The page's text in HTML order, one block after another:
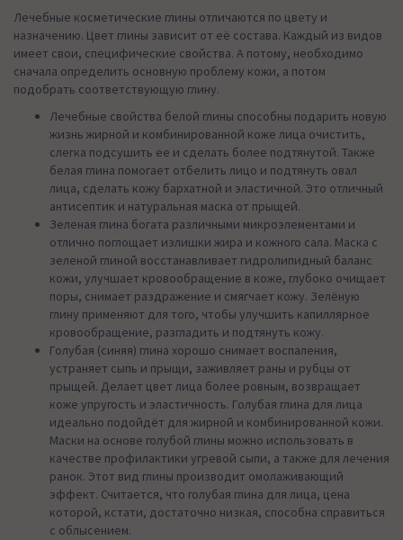
Лечебные косметические глины отличаются по цвету и
назначению. Цвет глины зависит от её состава. Каждый из видов
имеет свои, специфические свойства. А потому, необходимо
сначала определить основную проблему кожи, а потом
подобрать соответствующую глину.
Лечебные свойства белой глины способны подарить новую
жизнь жирной и комбинированной коже лица очистить,
слегка подсушить ее и сделать более подтянутой. Также
белая глина помогает отбелить лицо и подтянуть овал
лица, сделать кожу бархатной и эластичной. Это отличный
антисептик и натуральная маска от прыщей.
Зеленая глина богата различными микроэлементами и
отлично поглощает излишки жира и кожного сала. Маска с
зеленой глиной восстанавливает гидролипидный баланс
кожи, улучшает кровообращение в коже, глубоко очищает
поры, снимает раздражение и смягчает кожу. Зелёную
глину применяют для того, чтобы улучшить капиллярное
кровообращение, разгладить и подтянуть кожу.
Голубая (синяя) глина хорошо снимает воспаления,
устраняет сыпь и прыщи, заживляет раны и рубцы от
прыщей. Делает цвет лица более ровным, возвращает
коже упругость и эластичность. Голубая глина для лица
идеально подойдёт для жирной и комбинированной кожи.
Маски на основе голубой глины можно использовать в
качестве профилактики угревой сыпи, а также для лечения
ранок. Этот вид глины производит омолаживающий
эффект. Считается, что голубая глина для лица, цена
которой, кстати, достаточно низкая, способна справиться
с облысением.